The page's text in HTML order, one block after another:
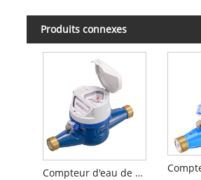
Produits connexes
Compteur d'eau de type sec multijet R160 dans un corps en laiton avec pré-équipé inductif